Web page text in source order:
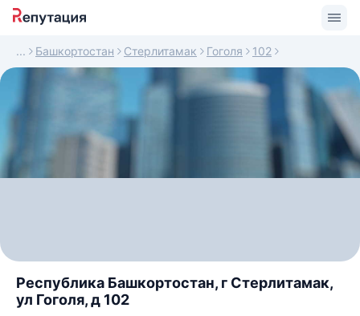
Башкортостан Стерлитамак Гоголя 102
Республика Башкортостан, г Стерлитамак,
ул Гоголя, д 102